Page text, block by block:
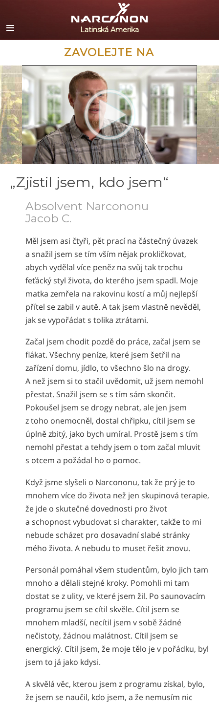
Español
English
Portuguès
Italiano
Français
Nederlands
Deutsch
Čeština
Všechny oblasti/Jazyky
ZAVOLEJTE NA
„Zjistil jsem, kdo jsem“
Absolvent Narcononu
Jacob C.
Měl jsem asi čtyři, pět prací na částečný úvazek
a snažil jsem se tím vším nějak prokličkovat,
abych vydělal více peněz na svůj tak trochu
feťácký styl života, do kterého jsem spadl. Moje
matka zemřela na rakovinu kostí a můj nejlepší
přítel se zabil v autě. A tak jsem vlastně nevěděl,
jak se vypořádat s tolika ztrátami.
Začal jsem chodit pozdě do práce, začal jsem se
flákat. Všechny peníze, které jsem šetřil na
zařízení domu, jídlo, to všechno šlo na drogy.
A než jsem si to stačil uvědomit, už jsem nemohl
přestat. Snažil jsem se s tím sám skončit.
Pokoušel jsem se drogy nebrat, ale jen jsem
z toho onemocněl, dostal chřipku, cítil jsem se
úplně zbitý, jako bych umíral. Prostě jsem s tím
nemohl přestat a tehdy jsem o tom začal mluvit
s otcem a požádal ho o pomoc.
Když jsme slyšeli o Narcononu, tak že prý je to
mnohem více do života než jen skupinová terapie,
že jde o skutečné dovednosti pro život
a schopnost vybudovat si charakter, takže to mi
nebude scházet pro dosavadní slabé stránky
mého života. A nebudu to muset řešit znovu.
Personál pomáhal všem studentům, bylo jich tam
mnoho a dělali stejné kroky. Pomohli mi tam
dostat se z ulity, ve které jsem žil. Po saunovacím
programu jsem se cítil skvěle. Cítil jsem se
mnohem mladší, necítil jsem v sobě žádné
nečistoty, žádnou malátnost. Cítil jsem se
energický. Cítil jsem, že moje tělo je v pořádku, byl
jsem to já jako kdysi.
A skvělá věc, kterou jsem z programu získal, bylo,
že jsem se naučil, kdo jsem, a že nemusím nic